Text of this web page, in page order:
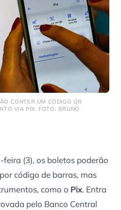
CONTER UM CÓDIGO QR
VIA PIX. FOTO: BRUNO
(3), os boletos poderão
código de barras, mas
como o Pix. Entra
pelo Banco Central